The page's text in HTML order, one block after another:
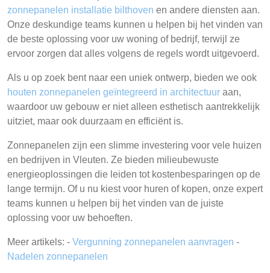
zonnepanelen installatie bilthoven en andere diensten aan.
Onze deskundige teams kunnen u helpen bij het vinden van
de beste oplossing voor uw woning of bedrijf, terwijl ze
ervoor zorgen dat alles volgens de regels wordt uitgevoerd.
Als u op zoek bent naar een uniek ontwerp, bieden we ook
houten zonnepanelen geïntegreerd in architectuur aan,
waardoor uw gebouw er niet alleen esthetisch aantrekkelijk
uitziet, maar ook duurzaam en efficiënt is.
Zonnepanelen zijn een slimme investering voor vele huizen
en bedrijven in Vleuten. Ze bieden milieubewuste
energieoplossingen die leiden tot kostenbesparingen op de
lange termijn. Of u nu kiest voor huren of kopen, onze expert
teams kunnen u helpen bij het vinden van de juiste
oplossing voor uw behoeften.
Meer artikels: - Vergunning zonnepanelen aanvragen -
Nadelen zonnepanelen